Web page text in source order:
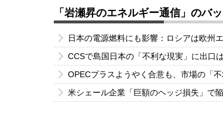
「岩瀬昇のエネルギー通信」のバ
日本の電源燃料にも影響：ロシアは欧州
CCSで島国日本の「不利な現実」に出口
OPECプラスようやく合意も、市場の「
米シェール企業「巨額のヘッジ損失」で